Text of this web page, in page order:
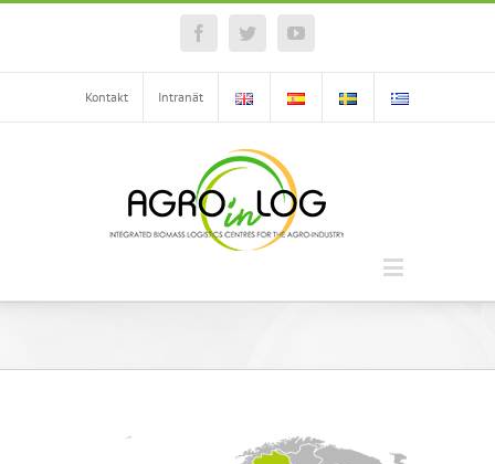
FacebookTwitterYouTube
Kontakt Intranät